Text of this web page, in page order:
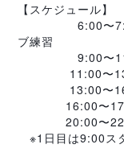
【スケジュール】
6:00〜7:00　
ブ練習
9:00〜11:00
11:00〜13:00
13:00〜
16:00〜17:30
20:00〜22:00
※1日目は9:00ス